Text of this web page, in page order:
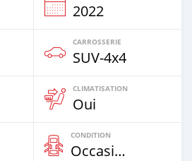
2022
CARROSSERIE
SUV‒4x4
CLIMATISATION
Oui
CONDITION
Occasion